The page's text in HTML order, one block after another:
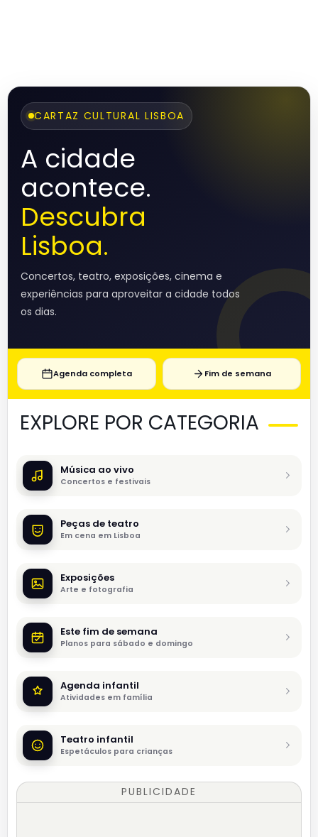
CARTAZ CULTURAL LISBOA
A cidade
acontece.
Descubra
Lisboa.
Concertos, teatro, exposições, cinema e
experiências para aproveitar a cidade todos
os dias.
Agenda completa Fim de semana
EXPLORE POR CATEGORIA
Música ao vivo
Concertos e festivais
Peças de teatro
Em cena em Lisboa
Exposições
Arte e fotografia
Este fim de semana
Planos para sábado e domingo
Agenda infantil
Atividades em família
Teatro infantil
Espetáculos para crianças
PUBLICIDADE